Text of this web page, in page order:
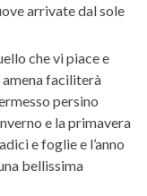
arrivate dal sole
che vi piace e
faciliterà
persino
e la primavera
e foglie e l’anno
bellissima